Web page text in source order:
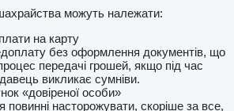
можуть належати:
на карту
без оформлення документів, що
передачі грошей, якщо під час
викликає сумніви.
«довіреної особи»
повинні насторожувати, скоріше за все,